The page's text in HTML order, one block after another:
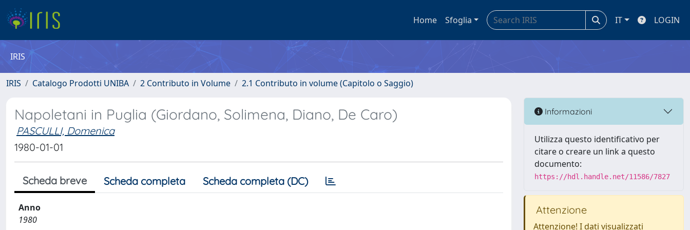
Home Sfoglia IT LOGIN
IRIS
IRIS Catalogo Prodotti UNIBA 2 Contributo in Volume 2.1 Contributo in volume (Capitolo o Saggio)
Napoletani in Puglia (Giordano, Solimena, Diano, De Caro)
PASCULLI, Domenica
1980-01-01
Scheda breve Scheda completa Scheda completa (DC)
Anno
1980
Informazioni
Utilizza questo identificativo per
citare o creare un link a questo
documento:
https://hdl.handle.net/11586/7827
Attenzione
Attenzione! I dati visualizzati